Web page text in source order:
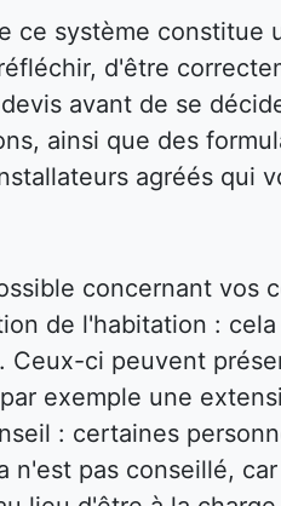
ce système constitue
d'être
avant de se
ainsi que des
agréés qui
concernant vos
de l'habitation :
Ceux-ci peuvent
exemple une
: certaines
n'est pas conseillé,